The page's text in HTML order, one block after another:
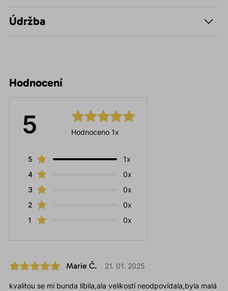
Údržba
Hodnocení
5 Hodnoceno 1x
5
1x
4
0x
3
0x
2
0x
1
0x
Marie Č. 21. 01. 2025
kvalitou se mi bunda líbila,ala velikostí neodpovídala,byla malá